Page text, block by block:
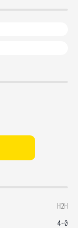
H2H
4-0